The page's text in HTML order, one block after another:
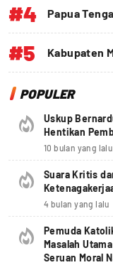
#4 Papua
#5 Kabupaten
POPULER
Uskup
Hentikan
10 bulan yang lalu
Suara Kritis
4 bulan yang lalu
Pemuda
Masalah
Seruan Moral